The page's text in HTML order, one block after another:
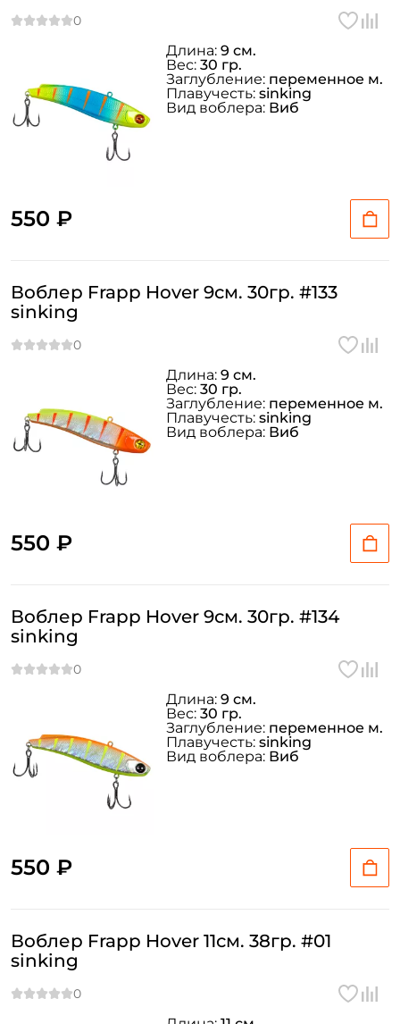
550 ₽
Длина: 9 см.
Вес: 30 гр.
Заглубление: переменное м.
Плавучесть: sinking
Вид воблера: Виб
Воблер Frapp Hover 9см. 30гр. #133
sinking
550 ₽
Длина: 9 см.
Вес: 30 гр.
Заглубление: переменное м.
Плавучесть: sinking
Вид воблера: Виб
Воблер Frapp Hover 9см. 30гр. #134
sinking
550 ₽
Длина: 9 см.
Вес: 30 гр.
Заглубление: переменное м.
Плавучесть: sinking
Вид воблера: Виб
Воблер Frapp Hover 11см. 38гр. #01
sinking
Создать аккаунт